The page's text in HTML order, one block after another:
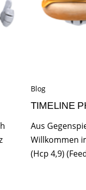
Blog
TIMELINE
Aus
Willkommen
(Hcp 4,9)